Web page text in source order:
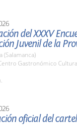
del XXXV
Juvenil de la
(Salamanca)
Gastronómico
oficial del